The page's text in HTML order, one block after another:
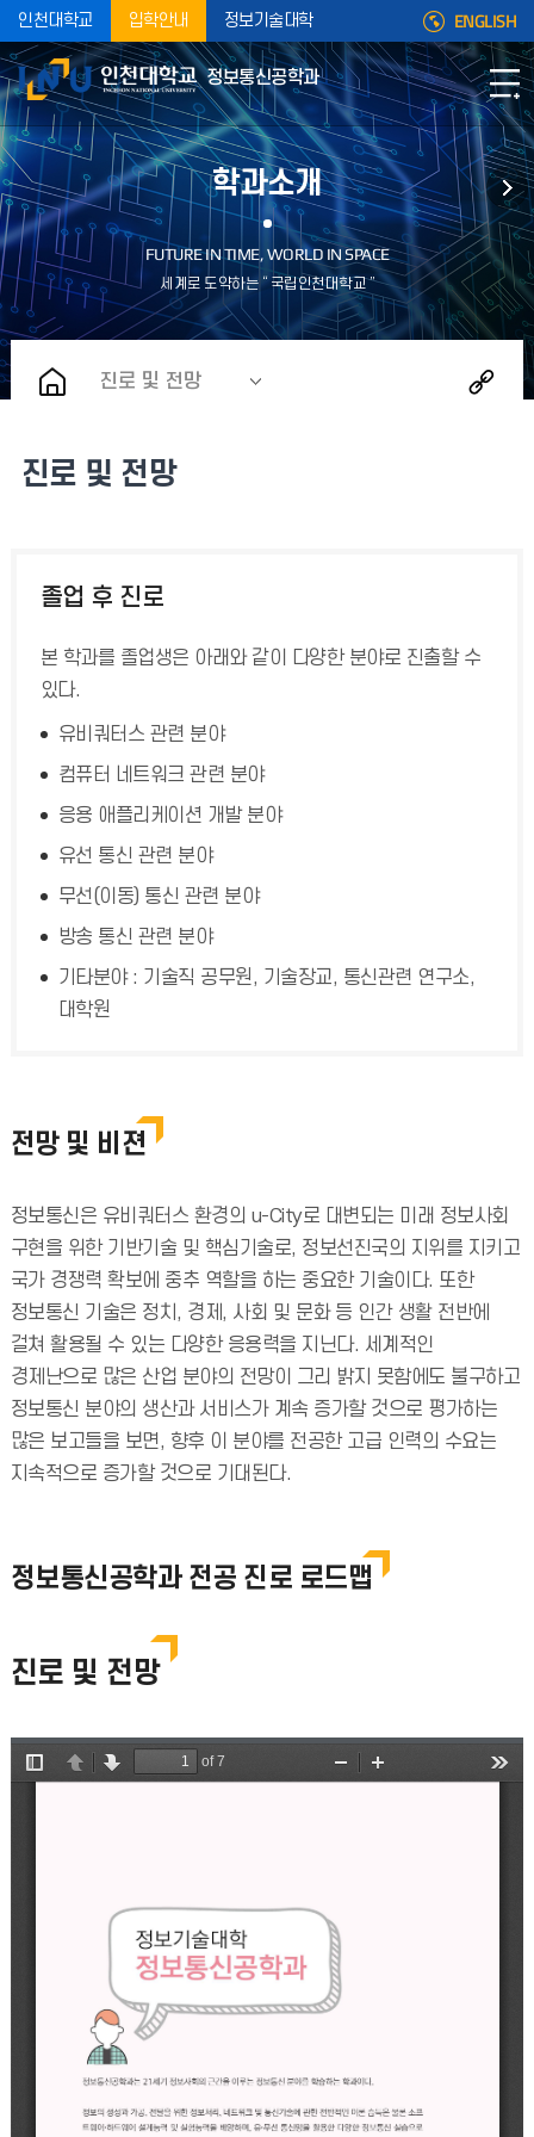
인천대학교 입학안내 정보기술대학 ENGLISH
정보통신공학과
학과소개
진로 및 전망
진로 및 전망
졸업 후 진로
본 학과를 졸업생은 아래와 같이 다양한 분야로 진출할 수
있다.
유비쿼터스 관련 분야
컴퓨터 네트워크 관련 분야
응용 애플리케이션 개발 분야
유선 통신 관련 분야
무선(이동) 통신 관련 분야
방송 통신 관련 분야
기타분야 : 기술직 공무원, 기술장교, 통신관련 연구소,
대학원
전망 및 비젼
정보통신은 유비쿼터스 환경의 u-City로 대변되는 미래 정보사회
구현을 위한 기반기술 및 핵심기술로, 정보선진국의 지위를 지키고
국가 경쟁력 확보에 중추 역할을 하는 중요한 기술이다. 또한
정보통신 기술은 정치, 경제, 사회 및 문화 등 인간 생활 전반에
걸쳐 활용될 수 있는 다양한 응용력을 지닌다. 세계적인
경제난으로 많은 산업 분야의 전망이 그리 밝지 못함에도 불구하고
정보통신 분야의 생산과 서비스가 계속 증가할 것으로 평가하는
많은 보고들을 보면, 향후 이 분야를 전공한 고급 인력의 수요는
지속적으로 증가할 것으로 기대된다.
정보통신공학과 전공 진로 로드맵
진로 및 전망